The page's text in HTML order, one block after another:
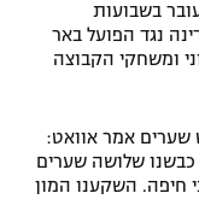
בשבועות
נגד הפועל באר
ומשחקי הקבוצה
שערים אמר אוואט:
כבשנו שלושה שערים
חיפה. השקענו המון